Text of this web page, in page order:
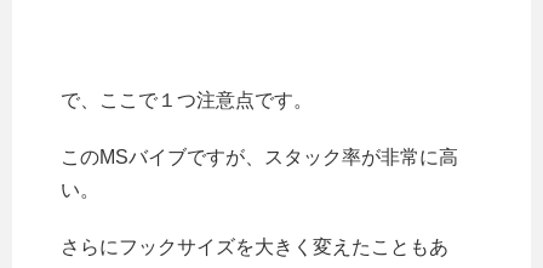
で、ここで１つ注意点です。
このMSバイブですが、スタック率が非常に高
い。
さらにフックサイズを大きく変えたこともあ